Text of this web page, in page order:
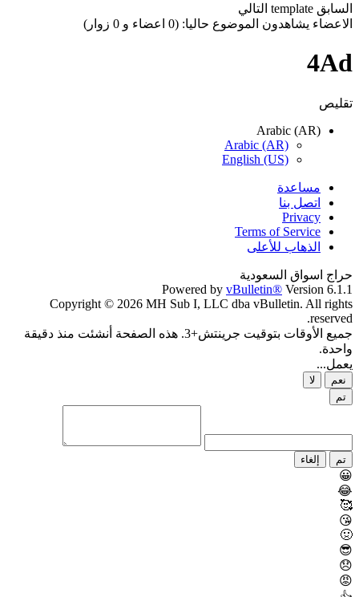
السابق template التالي
الاعضاء يشاهدون الموضوع حاليا: (0 اعضاء و 0 زوار)
4Ad
تقليص
Arabic (AR)
Arabic (AR)
English (US)
مساعدة
اتصل بنا
Privacy
Terms of Service
الذهاب للأعلى
حراج اسواق السعودية
Powered by vBulletin® Version 6.1.1
Copyright © 2026 MH Sub I, LLC dba vBulletin. All rights
reserved.
جميع الأوقات بتوقيت جرينتش+3. هذه الصفحة أنشئت منذ دقيقة
واحدة.
يعمل...
نعم
لا
تم
تم إلغاء
😀
😂
🥰
😘
🤢
😎
😞
😡